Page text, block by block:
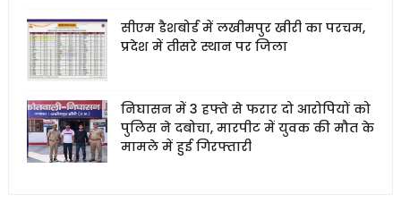
सीएम डैशबोर्ड में लखीमपुर खीरी का परचम,
प्रदेश में तीसरे स्थान पर जिला
निघासन में 3 हफ्ते से फरार दो आरोपियों को
पुलिस ने दबोचा, मारपीट में युवक की मौत के
मामले में हुई गिरफ्तारी